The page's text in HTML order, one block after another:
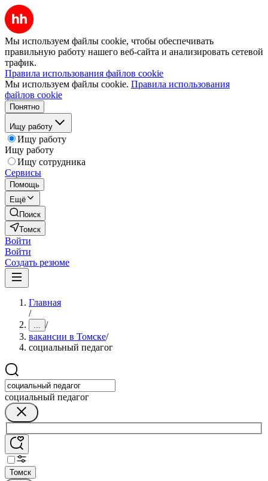
Мы используем файлы cookie, чтобы обеспечивать
правильную работу нашего веб-сайта и анализировать сетевой
трафик.
Правила использования файлов cookie
Мы используем файлы cookie. Правила использования
файлов cookie
Понятно
Ищу работу
Ищу работу
Ищу работу
Ищу сотрудника
Сервисы
Помощь
Ещё
Поиск
Томск
Войти
Войти
Создать резюме
Главная
/
... /
вакансии в Томске/
социальный педагог
социальный педагог
Томск